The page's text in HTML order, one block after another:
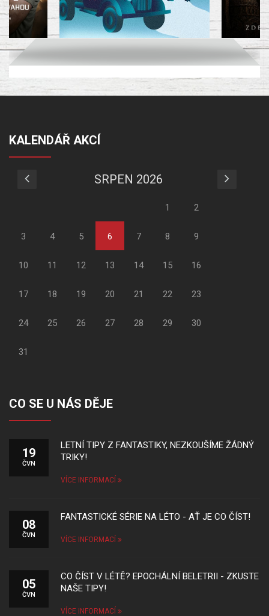
KALENDÁŘ AKCÍ
SRPEN 2026
1 2
3 4 5 6 7 8 9
10 11 12 13 14 15 16
17 18 19 20 21 22 23
24 25 26 27 28 29 30
31
CO SE U NÁS DĚJE
19
ČVN
LETNÍ TIPY Z FANTASTIKY, NEZKOUŠÍME ŽÁDNÝ
TRIKY!
VÍCE INFORMACÍ
08
ČVN
FANTASTICKÉ SÉRIE NA LÉTO - AŤ JE CO ČÍST!
VÍCE INFORMACÍ
05
ČVN
CO ČÍST V LÉTĚ? EPOCHÁLNÍ BELETRII - ZKUSTE
NAŠE TIPY!
VÍCE INFORMACÍ